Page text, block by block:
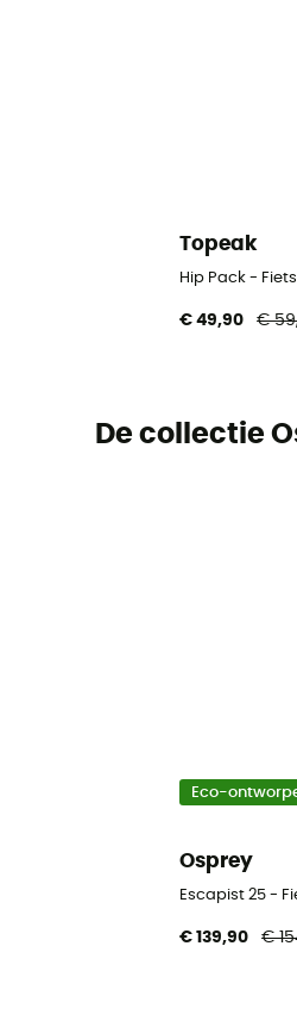
Topeak
Hip Pack -
€ 49,90 €
De collectie
Eco-
Osprey
Escapist 25 -
€ 139,90 €